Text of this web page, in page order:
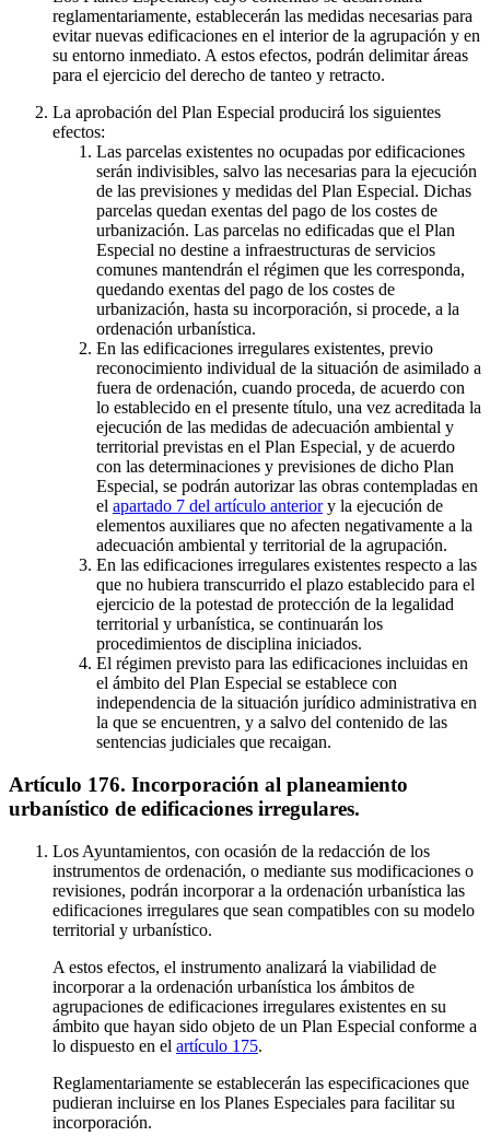
reglamentariamente, establecerán las medidas necesarias para
evitar nuevas edificaciones en el interior de la agrupación y en
su entorno inmediato. A estos efectos, podrán delimitar áreas
para el ejercicio del derecho de tanteo y retracto.
La aprobación del Plan Especial producirá los siguientes
efectos:
Las parcelas existentes no ocupadas por edificaciones
serán indivisibles, salvo las necesarias para la ejecución
de las previsiones y medidas del Plan Especial. Dichas
parcelas quedan exentas del pago de los costes de
urbanización. Las parcelas no edificadas que el Plan
Especial no destine a infraestructuras de servicios
comunes mantendrán el régimen que les corresponda,
quedando exentas del pago de los costes de
urbanización, hasta su incorporación, si procede, a la
ordenación urbanística.
En las edificaciones irregulares existentes, previo
reconocimiento individual de la situación de asimilado a
fuera de ordenación, cuando proceda, de acuerdo con
lo establecido en el presente título, una vez acreditada la
ejecución de las medidas de adecuación ambiental y
territorial previstas en el Plan Especial, y de acuerdo
con las determinaciones y previsiones de dicho Plan
Especial, se podrán autorizar las obras contempladas en
el apartado 7 del artículo anteriory la ejecución de
elementos auxiliares que no afecten negativamente a la
adecuación ambiental y territorial de la agrupación.
En las edificaciones irregulares existentes respecto a las
que no hubiera transcurrido el plazo establecido para el
ejercicio de la potestad de protección de la legalidad
territorial y urbanística, se continuarán los
procedimientos de disciplina iniciados.
El régimen previsto para las edificaciones incluidas en
el ámbito del Plan Especial se establece con
independencia de la situación jurídico administrativa en
la que se encuentren, y a salvo del contenido de las
sentencias judiciales que recaigan.
Artículo 176. Incorporación al planeamiento
urbanístico de edificaciones irregulares.
Los Ayuntamientos, con ocasión de la redacción de los
instrumentos de ordenación, o mediante sus modificaciones o
revisiones, podrán incorporar a la ordenación urbanística las
edificaciones irregulares que sean compatibles con su modelo
territorial y urbanístico.
A estos efectos, el instrumento analizará la viabilidad de
incorporar a la ordenación urbanística los ámbitos de
agrupaciones de edificaciones irregulares existentes en su
ámbito que hayan sido objeto de un Plan Especial conforme a
lo dispuesto en el artículo 175.
Reglamentariamente se establecerán las especificaciones que
pudieran incluirse en los Planes Especiales para facilitar su
incorporación.